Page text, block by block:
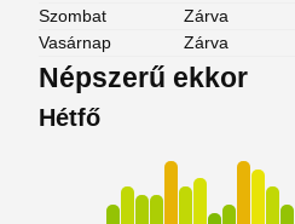
Szombat
Zárva
Vasárnap
Zárva
Népszerű ekkor
Hétfő